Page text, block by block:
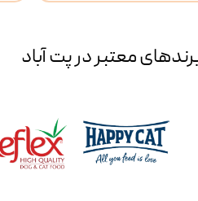
معتبر در پت آباد